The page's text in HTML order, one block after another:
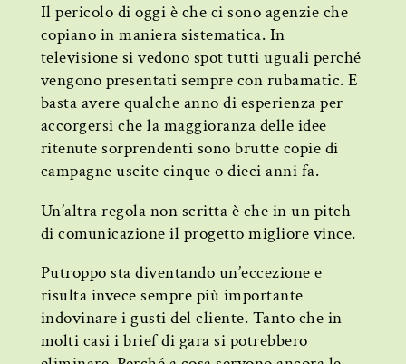
Il pericolo di oggi è che ci sono agenzie che
copiano in maniera sistematica. In
televisione si vedono spot tutti uguali perché
vengono presentati sempre con rubamatic. E
basta avere qualche anno di esperienza per
accorgersi che la maggioranza delle idee
ritenute sorprendenti sono brutte copie di
campagne uscite cinque o dieci anni fa.
Un’altra regola non scritta è che in un pitch
di comunicazione il progetto migliore vince.
Putroppo sta diventando un’eccezione e
risulta invece sempre più importante
indovinare i gusti del cliente. Tanto che in
molti casi i brief di gara si potrebbero